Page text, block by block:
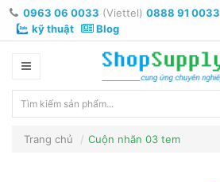
0963 06 0033 (Viettel) 0888 91 0033
kỹ thuật
Blog
Trang chủ Cuộn nhãn 03 tem